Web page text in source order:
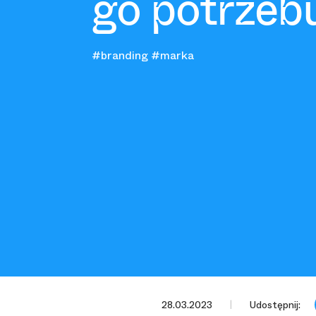
#branding #marka
28.03.2023 Udostępnij: